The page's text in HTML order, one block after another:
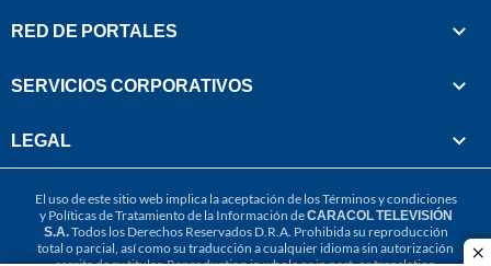
RED DE PORTALES
SERVICIOS CORPORATIVOS
LEGAL
El uso de este sitio web implica la aceptación de losTérminos y condiciones
y Políticas de Tratamiento de la Información deCARACOL TELEVISIÓN
S.A.Todos los Derechos Reservados D.R.A. Prohibida su reproducción
total o parcial, así como su traducción a cualquier idioma sin autorización